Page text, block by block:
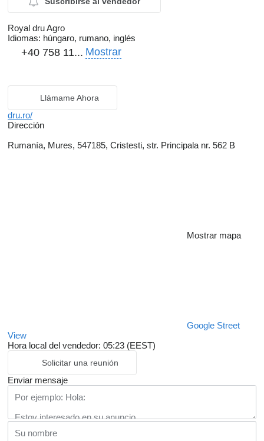
Royal dru Agro
Idiomas: húngaro, rumano, inglés
+40 758 11... Mostrar
Llámame Ahora
dru.ro/
Dirección
Rumanía, Mures, 547185, Cristesti, str. Principala nr. 562 B
Mostrar mapa
Google Street
View
Hora local del vendedor: 05:23 (EEST)
Solicitar una reunión
Enviar mensaje